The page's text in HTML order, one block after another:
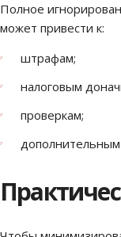
Полное
может привести к:
штрафам;
налоговым
проверкам;